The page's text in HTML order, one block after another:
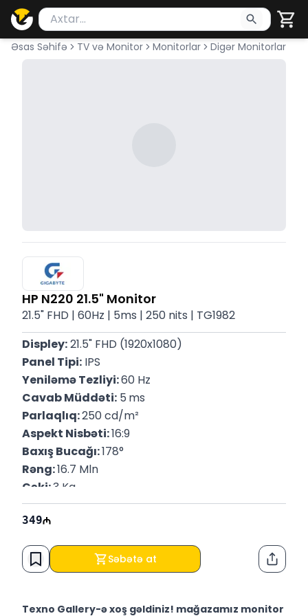
Məhsul axtar
Axtarış üçün ən azı 2 simvol yazın. Göndərmək
Əsas Səhifə TV və Monitor Monitorlar Digər Monitorlar
HP N220 21.5" Monitor
21.5" FHD | 60Hz | 5ms | 250 nits | TG1982
Displey: 21.5" FHD (1920x1080)
Panel Tipi: IPS
Yeniləmə Tezliyi: 60 Hz
Cavab Müddəti: 5 ms
Parlaqlıq: 250 cd/m²
Aspekt Nisbəti: 16:9
Baxış Bucağı: 178°
Rəng: 16.7 Mln
Çəki: 3 Kq
Zəmanət: 12 Ay
349
Səbətə at
Texno Gallery-ə xoş gəldiniz! mağazamız monitor